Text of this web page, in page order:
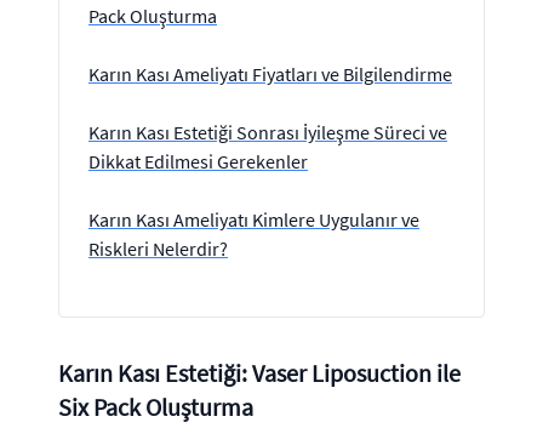
Pack Oluşturma
Karın Kası Ameliyatı Fiyatları ve Bilgilendirme
Karın Kası Estetiği Sonrası İyileşme Süreci ve
Dikkat Edilmesi Gerekenler
Karın Kası Ameliyatı Kimlere Uygulanır ve
Riskleri Nelerdir?
Karın Kası Estetiği: Vaser Liposuction ile
Six Pack Oluşturma